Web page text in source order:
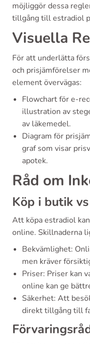
möjliggör dessa
tillgång till estradiol
Visuella
För att underlätta
och prisjämförelser
element övervägas:
Flowchart för e-
illustration av
av läkemedel.
Diagram för
graf som visar
apotek.
Råd om
Köp i butik
Att köpa estradiol
online. Skillnaderna
Bekvämlighet:
men kräver
Priser: Priser kan
online kan ge
Säkerhet: Att
direkt tillgång till